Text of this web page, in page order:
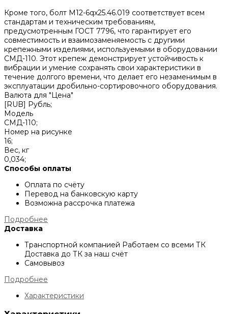
Кроме того, болт М12-6qх25.46.019 соответствует всем
стандартам и техническим требованиям,
предусмотренным ГОСТ 7796, что гарантирует его
совместимость и взаимозаменяемость с другими
крепежными изделиями, используемыми в оборудовании
СМД-110. Этот крепеж демонстрирует устойчивость к
вибрации и умение сохранять свои характеристики в
течение долгого времени, что делает его незаменимым в
эксплуатации дробильно-сортировочного оборудования.
Валюта для "Цена"
[RUB] Рубль;
Модель
СМД-110;
Номер на рисунке
16;
Вес, кг
0,034;
Способы оплаты
Оплата по счёту
Перевод на банковскую карту
Возможна рассрочка платежа
Подробнее
Доставка
Транспортной компанией Работаем со всеми ТК
Доставка до ТК за наш счёт
Самовывоз
Подробнее
Характеристики